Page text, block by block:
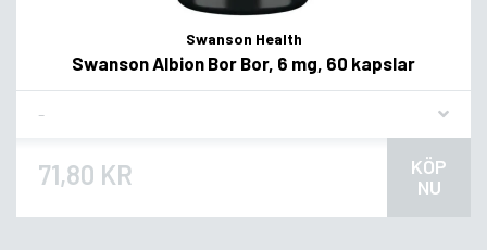
Swanson Health
Swanson Albion Bor Bor, 6 mg, 60 kapslar
71,80 KR
KÖP
NU